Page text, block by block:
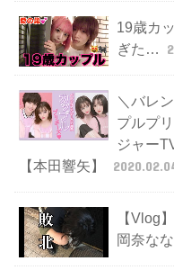
19歳カ
ぎた…
＼バレ
プルプ
ジャー
【本田響矢】
【Vlog
岡奈な